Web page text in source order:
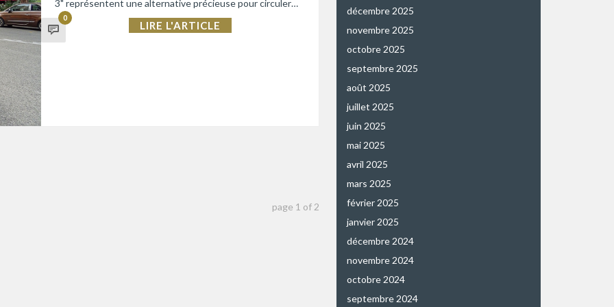
3" représentent une alternative précieuse pour circuler…
0
LIRE L'ARTICLE
page 1 of 2
décembre 2025
novembre 2025
octobre 2025
septembre 2025
août 2025
juillet 2025
juin 2025
mai 2025
avril 2025
mars 2025
février 2025
janvier 2025
décembre 2024
novembre 2024
octobre 2024
septembre 2024